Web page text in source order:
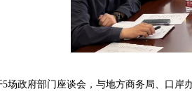
场政府部门座谈会，与地方商务局、口岸